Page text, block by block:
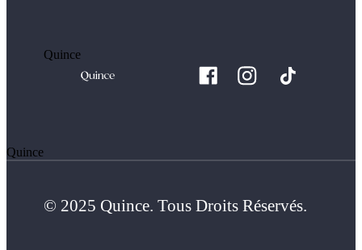
Quince
Quince
© 2025 Quince. Tous Droits Réservés.